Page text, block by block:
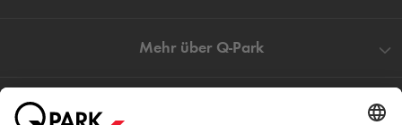
Mehr über Q-Park